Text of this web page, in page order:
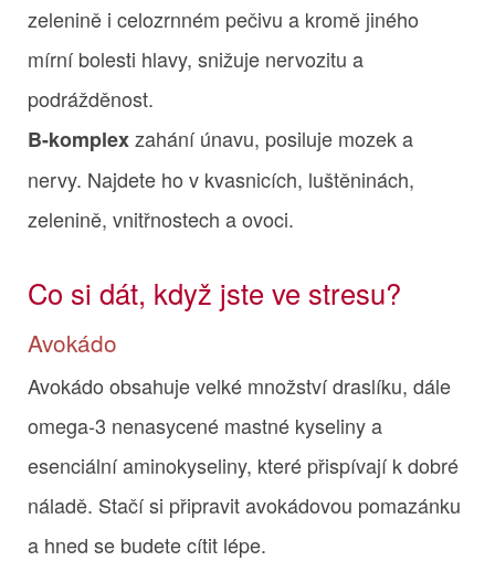
zelenině i celozrnném pečivu a kromě jiného
mírní bolesti hlavy, snižuje nervozitu a
podrážděnost.
B-komplexzahání únavu, posiluje mozek a
nervy. Najdete ho v kvasnicích, luštěninách,
zelenině, vnitřnostech a ovoci.
Co si dát, když jste ve stresu?
Avokádo
Avokádo obsahuje velké množství draslíku, dále
omega-3 nenasycené mastné kyseliny a
esenciální aminokyseliny, které přispívají k dobré
náladě. Stačí si připravit avokádovou pomazánku
a hned se budete cítit lépe.